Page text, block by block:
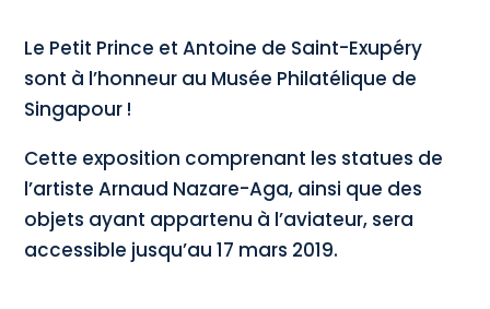
Le Petit Prince et Antoine de Saint-Exupéry
sont à l’honneur au Musée Philatélique de
Singapour !
Cette exposition comprenant les statues de
l’artiste Arnaud Nazare-Aga, ainsi que des
objets ayant appartenu à l’aviateur, sera
accessible jusqu’au 17 mars 2019.